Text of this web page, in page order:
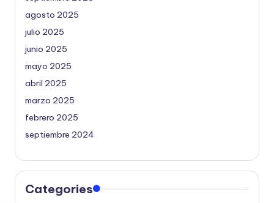
agosto 2025
julio 2025
junio 2025
mayo 2025
abril 2025
marzo 2025
febrero 2025
septiembre 2024
Categories